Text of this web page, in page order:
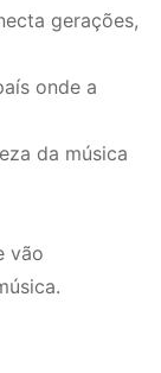
gerações,
onde a
da música
vão